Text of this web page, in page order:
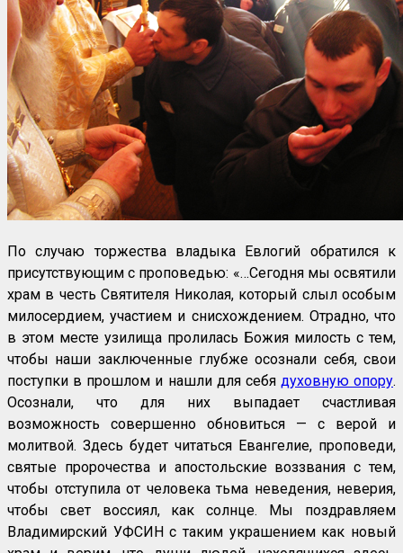
По случаю торжества владыка Евлогий обратился к
присутствующим с проповедью: «…Сегодня мы освятили
храм в честь Святителя Николая, который слыл особым
милосердием, участием и снисхождением. Отрадно, что
в этом месте узилища пролилась Божия милость с тем,
чтобы наши заключенные глубже осознали себя, свои
поступки в прошлом и нашли для себя духовную опору.
Осознали, что для них выпадает счастливая
возможность совершенно обновиться — с верой и
молитвой. Здесь будет читаться Евангелие, проповеди,
святые пророчества и апостольские воззвания с тем,
чтобы отступила от человека тьма неведения, неверия,
чтобы свет воссиял, как солнце. Мы поздравляем
Владимирский УФСИН с таким украшением как новый